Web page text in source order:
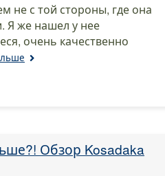
не с той стороны, где она
Я же нашел у нее
очень качественно
Обзор Kosadaka